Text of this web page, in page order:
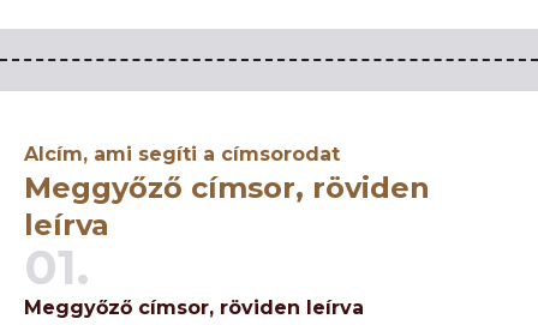
Alcím, ami segíti a címsorodat
Meggyőző címsor, röviden
leírva
01.
Meggyőző címsor, röviden leírva